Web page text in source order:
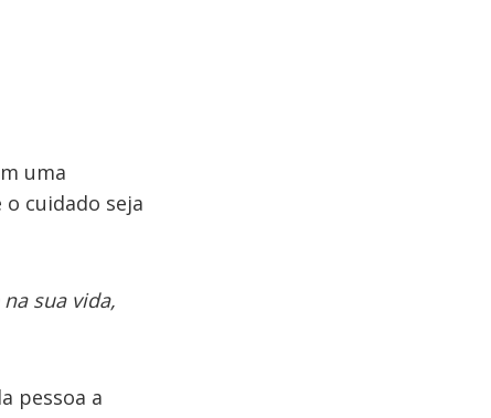
uma
cuidado seja
sua vida,
pessoa a